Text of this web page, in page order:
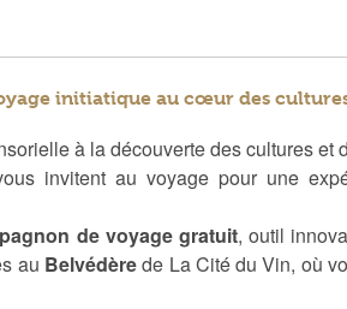
initiatique au cœur des
à la découverte des cultures
invitent au voyage pour une
de voyage gratuit, outil
au Belvédèrede La Cité du Vin, où